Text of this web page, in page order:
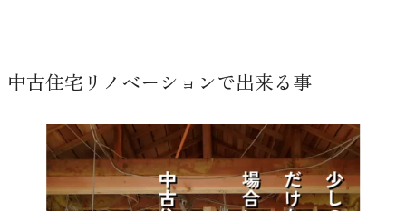
中古住宅リノベーションで出来る事